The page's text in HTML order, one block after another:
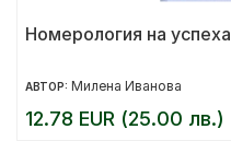
Номерология на успеха
АВТОР: Милена Иванова
12.78 EUR (25.00 лв.)